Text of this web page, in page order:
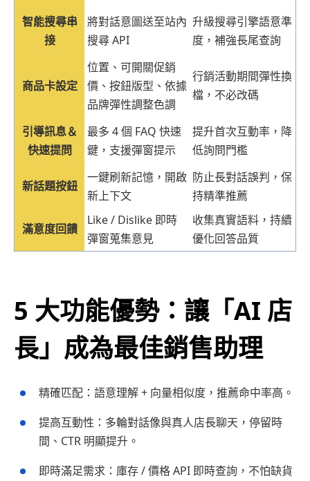
智能搜尋串
接
將對話意圖送至站內
搜尋 API
升級搜尋引擎語意準
度，補強長尾查詢
商品卡設定
位置、可開關促銷
價、按鈕版型、依據
品牌彈性調整色調
行銷活動期間彈性換
檔，不必改碼
引導訊息＆
快速提問
最多 4 個 FAQ 快速
鍵，支援彈窗提示
提升首次互動率，降
低詢問門檻
新話題按鈕
一鍵刷新記憶，開啟
新上下文
防止長對話誤判，保
持精準推薦
滿意度回饋
Like / Dislike 即時
彈窗蒐集意見
收集真實語料，持續
優化回答品質
5 大功能優勢：讓「AI 店
長」成為最佳銷售助理
精確匹配：語意理解 + 向量相似度，推薦命中率高。
提高互動性：多輪對話像與真人店長聊天，停留時
間、CTR 明顯提升。
即時滿足需求：庫存 / 價格 API 即時查詢，不怕缺貨